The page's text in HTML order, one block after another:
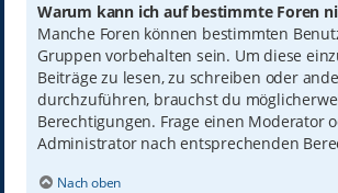
Warum kann ich auf bestimmte Foren
Manche Foren können bestimmten
Gruppen vorbehalten sein. Um diese
Beiträge zu lesen, zu schreiben oder
durchzuführen, brauchst du
Berechtigungen. Frage einen Moderator
Administrator nach entsprechenden
Nach oben